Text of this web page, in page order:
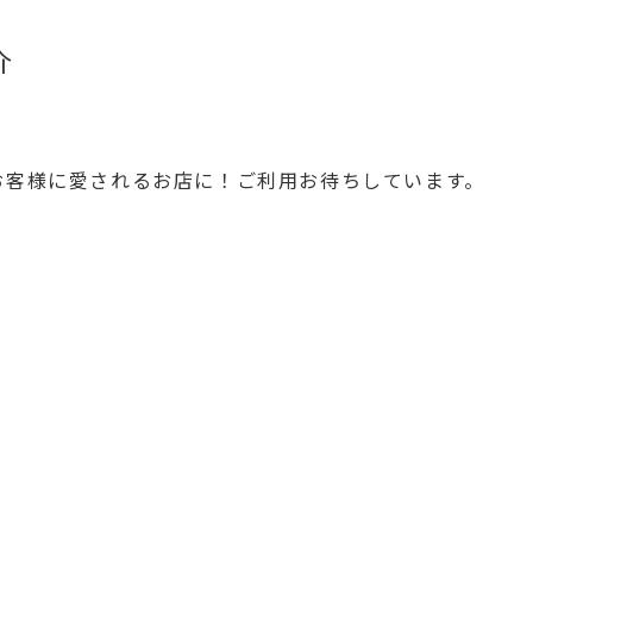
様に愛されるお店に！ご利用お待ちしています。